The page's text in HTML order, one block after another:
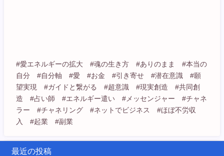
#愛エネルギーの拡大 #魂の生き方 #ありのまま #本当の
自分 #自分軸 #愛 #お金 #引き寄せ #潜在意識 #願
望実現 #ガイドと繋がる #超意識 #現実創造 #共同創
造 #占い師 #エネルギー遣い #メッセンジャー #チャネ
ラー #チャネリング #ネットでビジネス #ほぼ不労収
入 #起業 #副業
最近の投稿